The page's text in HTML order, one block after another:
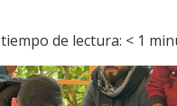
tiempo de lectura: < 1